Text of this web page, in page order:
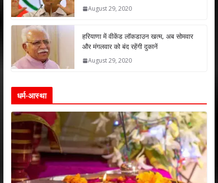
August 29, 2020
हरियाणा में वीकेंड लॉकडाउन खत्म, अब सोमवार
और मंगलवार को बंद रहेंगी दुकानें
August 29, 2020
धर्म-आस्था